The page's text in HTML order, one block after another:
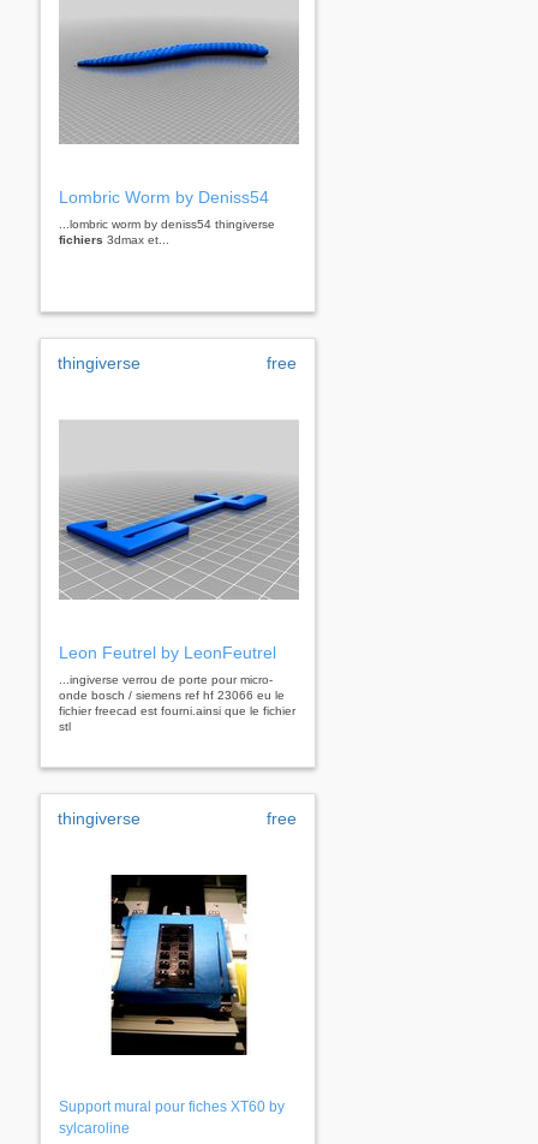
Lombric Worm by Deniss54
...lombric worm by deniss54 thingiverse
fichiers 3dmax et...
thingiverse free
Leon Feutrel by LeonFeutrel
...ingiverse verrou de porte pour micro-
onde bosch / siemens ref hf 23066 eu le
fichier freecad est fourni.ainsi que le fichier
stl
thingiverse free
Support mural pour fiches XT60 by
sylcaroline